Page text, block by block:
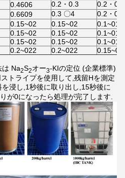
0.4606 0.2・0.3
0.2・
0.6609 0.3 〇4 0.2・0.3
0.15~02 0.15~02
0.1~015
0.15~02 0.15~02
0.1~015
0.15~02 0.15~02
0.1~015
0.2~022 0.2~022
0.15~02
は Na2S2オー3-KIの定位 (企業標準)
トライプを使用して,残留Hを測定
浸し,1秒後に取り出し,15秒後に
が0になったら処理が完了します.